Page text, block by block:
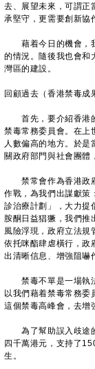
去、展望未來，可謂正
承堅守，更需要創新協
藉着今日的機會，我
的情況。隨後我也會和
灣區的建設。
回顧過去（香港禁毒成
首先，要介紹香港
禁毒常務委員會。在上
人數偏高的地方。於是
關政府部門與社會團體
禁常會作為香港政府
作戰，為我們出謀獻策
診治療計劃」，大力提
胺酮日益猖獗，我們推
風險浮現，政府立法規
依托咪酯肆虐橫行，政
出清晰信息、增強阻嚇
禁毒不單是一場執法
以我們藉着禁毒常務委
這個禁毒高峰會，去增
為了幫助誤入歧途的
四千萬港元，支持了
生。